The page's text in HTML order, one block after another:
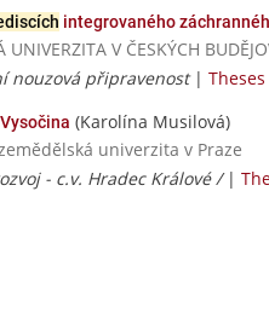
integrovaného
V ČESKÝCH
nouzová připravenost|
(Karolína Musilová)
univerzita v Praze
- c.v. Hradec Králové / |